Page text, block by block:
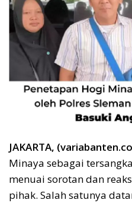
JAKARTA,
Minaya sebagai
menuai sorotan dan
pihak. Salah satunya